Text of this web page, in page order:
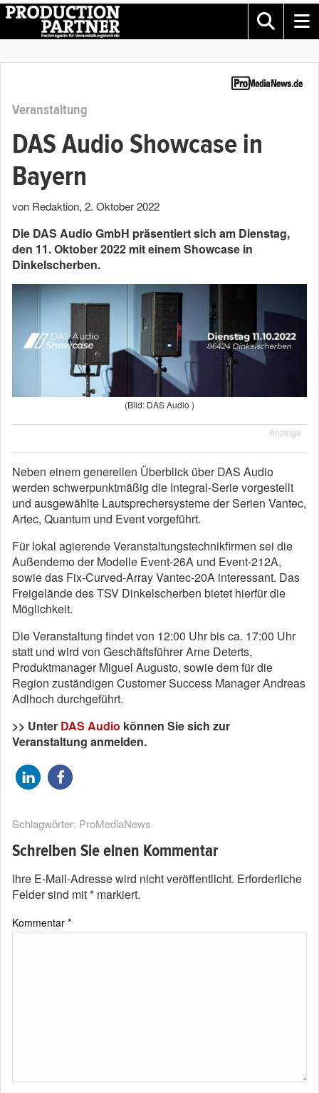
Veranstaltung
DAS Audio Showcase in
Bayern
von Redaktion, 2. Oktober 2022
Die DAS Audio GmbH präsentiert sich am Dienstag,
den 11. Oktober 2022 mit einem Showcase in
Dinkelscherben.
(Bild: DAS Audio )
Anzeige
Neben einem generellen Überblick über DAS Audio
werden schwerpunktmäßig die Integral-Serie vorgestellt
und ausgewählte Lautsprechersysteme der Serien Vantec,
Artec, Quantum und Event vorgeführt.
Für lokal agierende Veranstaltungstechnikfirmen sei die
Außendemo der Modelle Event-26A und Event-212A,
sowie das Fix-Curved-Array Vantec-20A interessant. Das
Freigelände des TSV Dinkelscherben bietet hierfür die
Möglichkeit.
Die Veranstaltung findet von 12:00 Uhr bis ca. 17:00 Uhr
statt und wird von Geschäftsführer Arne Deterts,
Produktmanager Miguel Augusto, sowie dem für die
Region zuständigen Customer Success Manager Andreas
Adlhoch durchgeführt.
>> Unter DAS Audio können Sie sich zur
Veranstaltung anmelden.
Schlagwörter: ProMediaNews
Schreiben Sie einen Kommentar
Ihre E-Mail-Adresse wird nicht veröffentlicht. Erforderliche
Felder sind mit* markiert.
Kommentar *